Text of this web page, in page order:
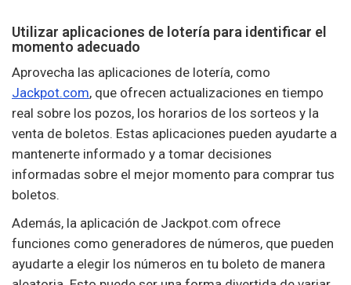
Utilizar aplicaciones de lotería para identificar el
momento adecuado
Aprovecha las aplicaciones de lotería, como
Jackpot.com, que ofrecen actualizaciones en tiempo
real sobre los pozos, los horarios de los sorteos y la
venta de boletos. Estas aplicaciones pueden ayudarte a
mantenerte informado y a tomar decisiones
informadas sobre el mejor momento para comprar tus
boletos.
Además, la aplicación de Jackpot.com ofrece
funciones como generadores de números, que pueden
ayudarte a elegir los números en tu boleto de manera